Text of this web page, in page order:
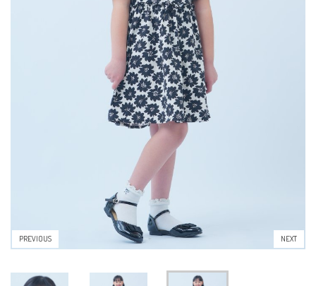
PREVIOUS NEXT